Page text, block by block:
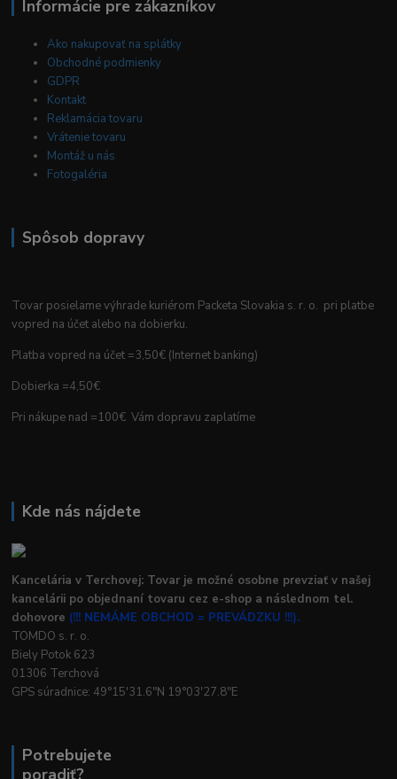
Informácie pre zákazníkov
Ako nakupovať na splátky
Obchodné podmienky
GDPR
Kontakt
Reklamácia tovaru
Vrátenie tovaru
Montáž u nás
Fotogaléria
Spôsob dopravy
Tovar posielame výhrade kuriérom Packeta Slovakia s. r. o. pri platbe
vopred na účet alebo na dobierku.
Platba vopred na účet =3,50€ (Internet banking)
Dobierka =4,50€
Pri nákupe nad =100€ Vám dopravu zaplatíme
Kde nás nájdete
Kancelária v Terchovej: Tovar je možné osobne prevziať v našej
kancelárii po objednaní tovaru cez e-shop a následnom tel.
dohovore (!!! NEMÁME OBCHOD = PREVÁDZKU !!!).
TOMDO s. r. o.
Biely Potok 623
01306 Terchová
GPS súradnice: 49°15'31.6"N 19°03'27.8"E
Potrebujete